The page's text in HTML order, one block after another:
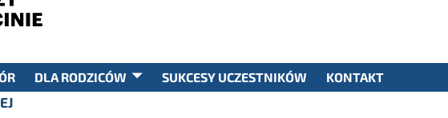
SEARCH
DLA RODZICÓW SUKCESY UCZESTNIKÓW KONTAKT